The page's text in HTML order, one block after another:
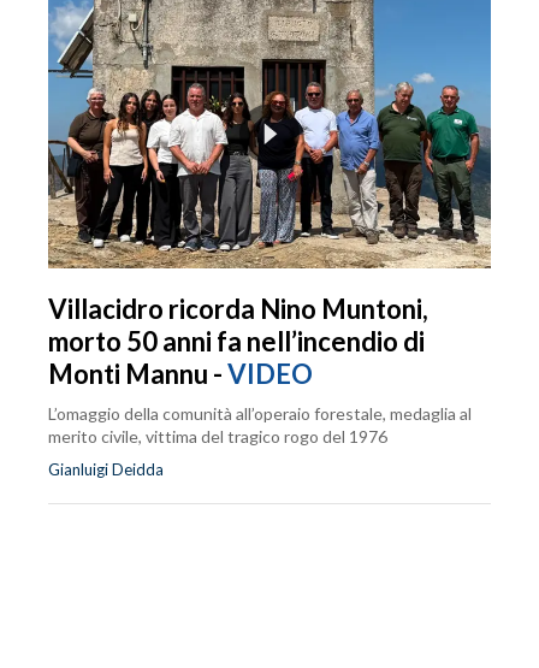
Villacidro ricorda Nino Muntoni,
morto 50 anni fa nell’incendio di
Monti Mannu -VIDEO
L’omaggio della comunità all’operaio forestale, medaglia al
merito civile, vittima del tragico rogo del 1976
Gianluigi Deidda